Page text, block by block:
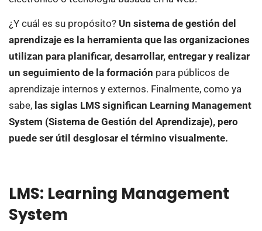
¿Y cuál es su propósito? Un sistema de gestión del
aprendizaje es la herramienta que las organizaciones
utilizan para planificar, desarrollar, entregar y realizar
un seguimiento de la formación para públicos de
aprendizaje internos y externos. Finalmente, como ya
sabe, las siglas LMS significan Learning Management
System (Sistema de Gestión del Aprendizaje), pero
puede ser útil desglosar el término visualmente.
LMS: Learning Management
System